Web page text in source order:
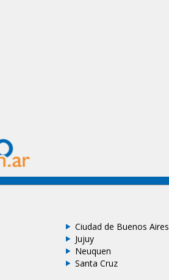
Ciudad de Buenos Aires
Jujuy
Neuquen
Santa Cruz